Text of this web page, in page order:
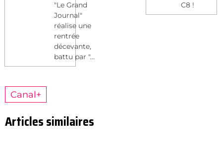
"Le Grand
Journal"
réalise une
rentrée
décevante,
battu par "...
C8 !
Canal+
Articles similaires